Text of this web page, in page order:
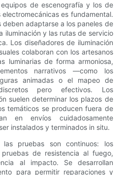
de escenografía y los de
es fundamental.
deben adaptarse a los paneles de
iluminación y las rutas de servicio
Los diseñadores de iluminación
colaboran con los artesanos
luminarias de forma armoniosa,
narrativos —como los
animadas o el mapeo de
pero efectivos. Los
suelen determinar los plazos de
temáticos se producen fuera de
en envíos cuidadosamente
instalados y terminados in situ.
pruebas son continuos: los
de resistencia al fuego,
al impacto. Se desarrollan
para permitir reparaciones y